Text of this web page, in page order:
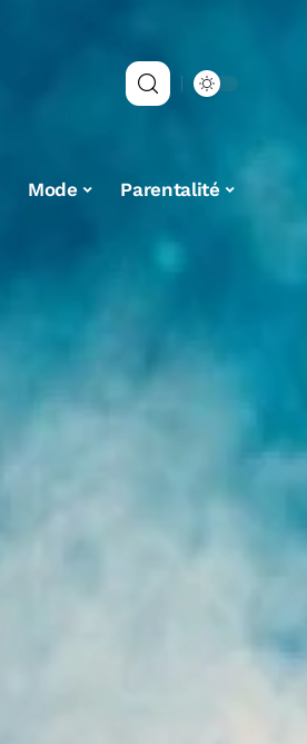
Mode Parentalité